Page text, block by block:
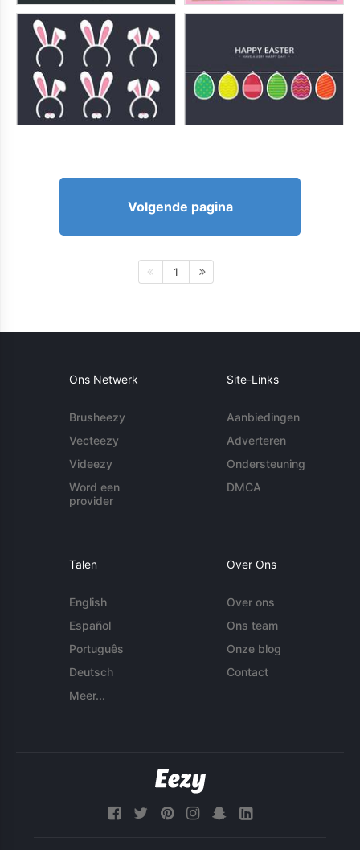
Volgende pagina
1
Ons Netwerk
Brusheezy
Vecteezy
Videezy
Word een
provider
Site-Links
Aanbiedingen
Adverteren
Ondersteuning
DMCA
Talen
English
Español
Português
Deutsch
Meer...
Over Ons
Over ons
Ons team
Onze blog
Contact